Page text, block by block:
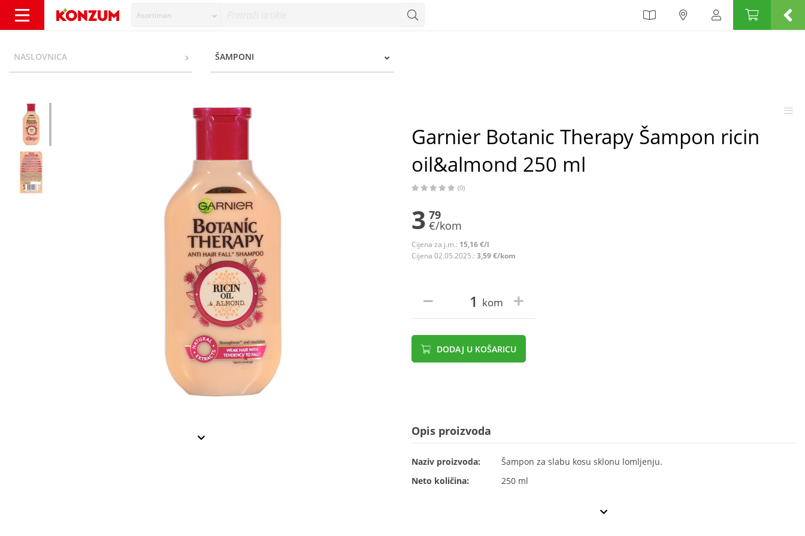
Asortiman
NASLOVNICA ŠAMPONI
Garnier Botanic Therapy Šampon ricin
oil&almond 250 ml
(0)
3 79
€/kom
Cijena za j.m.: 15,16 €/l
Cijena 02.05.2025.: 3,59 €/kom
kom
DODAJ U KOŠARICU
Opis proizvoda
Naziv proizvoda:
Šampon za slabu kosu sklonu lomljenju.
Neto količina:
250 ml